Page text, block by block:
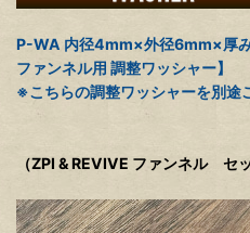
P-WA 内径4mm×外径6mm×厚
ファンネル用 調整ワッシャー】
※こちらの調整ワッシャーを別途
（ZPI & REVIVE ファンネル セ